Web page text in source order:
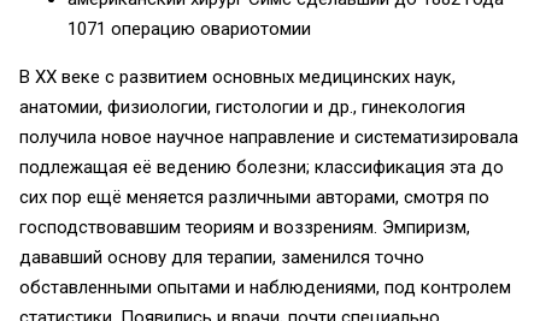
1071 операцию овариотомии
В XX веке с развитием основных медицинских наук,
анатомии, физиологии, гистологии и др., гинекология
получила новое научное направление и систематизировала
подлежащая её ведению болезни; классификация эта до
сих пор ещё меняется различными авторами, смотря по
господствовавшим теориям и воззрениям. Эмпиризм,
дававший основу для терапии, заменился точно
обставленными опытами и наблюдениями, под контролем